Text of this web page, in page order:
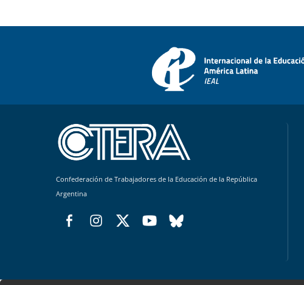
Confederación de Trabajadores de la Educación de la República
Argentina